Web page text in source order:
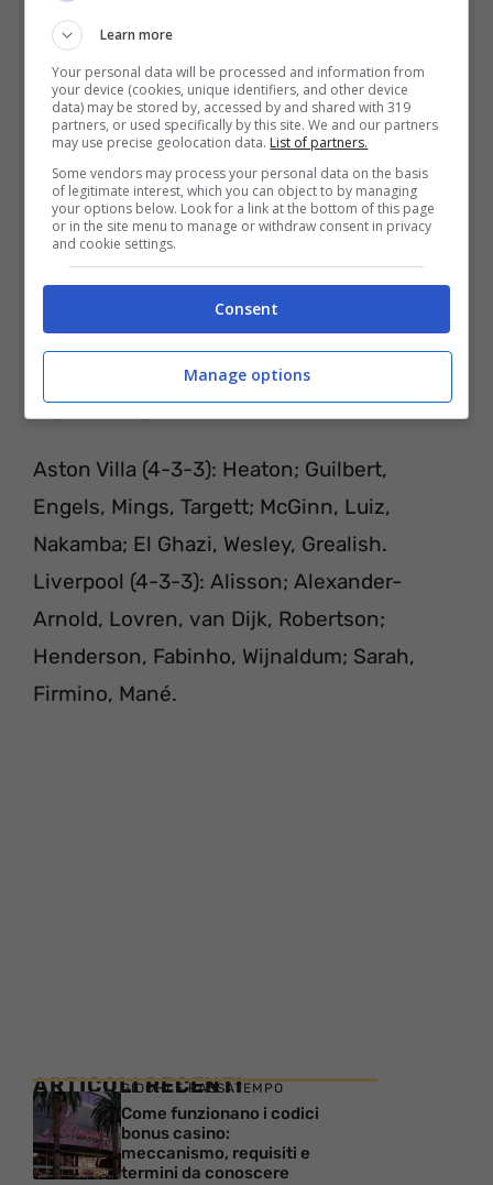
abbonamento.
ASTON VILLA-LIVERPOOL PROBABILI
FORMAZIONI
Aston Villa (4-3-3): Heaton; Guilbert,
Engels, Mings, Targett; McGinn, Luiz,
Nakamba; El Ghazi, Wesley, Grealish.
Liverpool (4-3-3): Alisson; Alexander-
Arnold, Lovren, van Dijk, Robertson;
Henderson, Fabinho, Wijnaldum; Sarah,
Firmino, Mané.
ARTICOLI RECENTI
GIOCHI E PASSATEMPO
Come funzionano i codici
bonus casino:
meccanismo, requisiti e
termini da conoscere
Learn more
Your personal data will be processed and information from
your device (cookies, unique identifiers, and other device
data) may be stored by, accessed by and shared with 319
partners, or used specifically by this site. We and our partners
may use precise geolocation data. List of partners.
Some vendors may process your personal data on the basis
of legitimate interest, which you can object to by managing
your options below. Look for a link at the bottom of this page
or in the site menu to manage or withdraw consent in privacy
and cookie settings.
Consent
Manage options